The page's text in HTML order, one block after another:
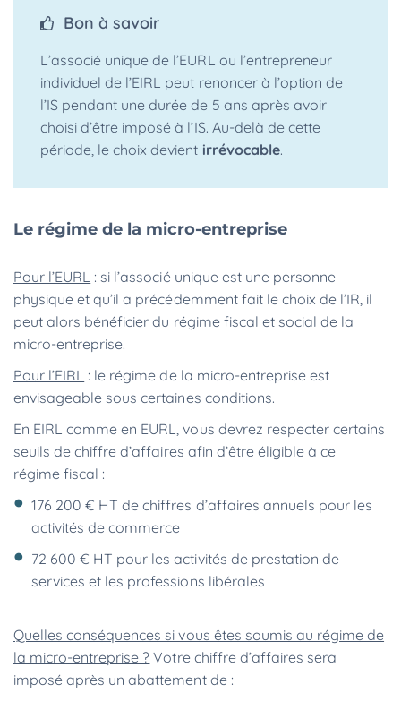
Bon à savoir
L’associé unique de l’EURL ou l’entrepreneur
individuel de l’EIRL peut renoncer à l’option de
l’IS pendant une durée de 5 ans après avoir
choisi d’être imposé à l’IS. Au-delà de cette
période, le choix devient irrévocable.
Le régime de la micro-entreprise
Pour l’EURL : si l’associé unique est une personne
physique et qu’il a précédemment fait le choix de l’IR, il
peut alors bénéficier du régime fiscal et social de la
micro-entreprise.
Pour l’EIRL : le régime de la micro-entreprise est
envisageable sous certaines conditions.
En EIRL comme en EURL, vous devrez respecter certains
seuils de chiffre d’affaires afin d’être éligible à ce
régime fiscal :
176 200 € HT de chiffres d’affaires annuels pour les
activités de commerce
72 600 € HT pour les activités de prestation de
services et les professions libérales
Quelles conséquences si vous êtes soumis au régime de
la micro-entreprise ? Votre chiffre d’affaires sera
imposé après un abattement de :